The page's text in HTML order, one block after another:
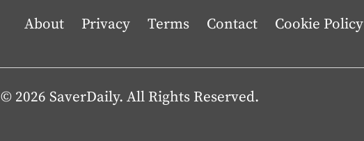
About Privacy Terms Contact Cookie Policy
© 2026 SaverDaily. All Rights Reserved.